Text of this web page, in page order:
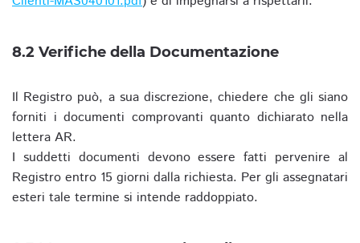
8.2 Verifiche della Documentazione
Il Registro può, a sua discrezione, chiedere che gli siano
forniti i documenti comprovanti quanto dichiarato nella
lettera AR.
I suddetti documenti devono essere fatti pervenire al
Registro entro 15 giorni dalla richiesta. Per gli assegnatari
esteri tale termine si intende raddoppiato.